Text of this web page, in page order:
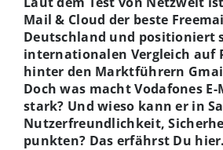
Mail & Cloud der beste
Deutschland und positioniert
internationalen Vergleich auf
hinter den Marktführern
Doch was macht Vodafones
stark? Und wieso kann er in
Nutzerfreundlichkeit,
punkten? Das erfährst Du hier.